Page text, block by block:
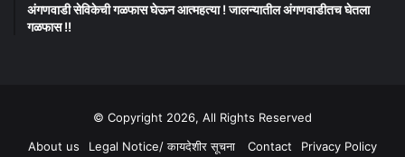
अंगणवाडी सेविकेची गळफास घेऊन आत्महत्या ! जालन्यातील अंगणवाडीतच घेतला
गळफास !!
© Copyright 2026, All Rights Reserved
About us
Legal Notice/ कायदेशीर सूचना Contact Privacy Policy